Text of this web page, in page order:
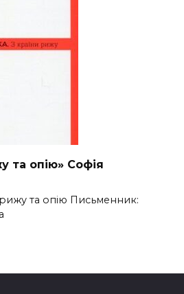
та опію» Софія
та опію Письменник: